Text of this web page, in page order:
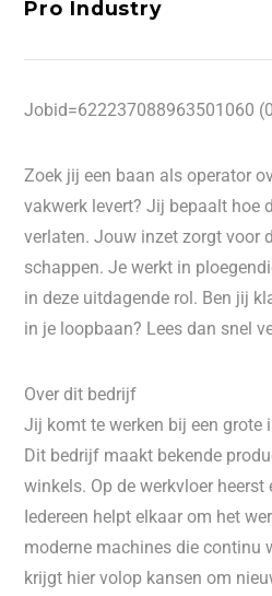
Pro Industry
Jobid=622237088963501060
Zoek jij een baan als operator
vakwerk levert? Jij bepaalt hoe
verlaten. Jouw inzet zorgt voor
schappen. Je werkt in
in deze uitdagende rol. Ben jij
in je loopbaan? Lees dan snel
Over dit bedrijf
Jij komt te werken bij een grote
Dit bedrijf maakt bekende
winkels. Op de werkvloer heerst
Iedereen helpt elkaar om het
moderne machines die continu
krijgt hier volop kansen om